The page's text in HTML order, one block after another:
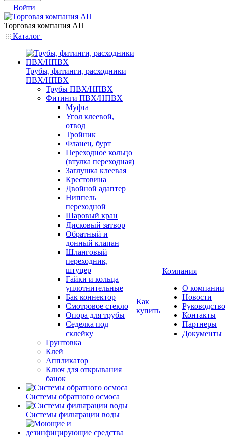
Войти
Торговая компания АП
Каталог
Трубы, фитинги, расходники
ПВХ/НПВХ
Трубы ПВХ/НПВХ
Фитинги ПВХ/НПВХ
Муфта
Угол клеевой,
отвод
Тройник
Фланец, бурт
Переходное кольцо
(втулка переходная)
Заглушка клеевая
Крестовина
Двойной адаптер
Ниппель
переходной
Шаровый кран
Дисковый затвор
Обратный и
донный клапан
Шланговый
переходник,
штуцер
Гайки и кольца
уплотнительные
Бак коннектор
Смотровое стекло
Опора для трубы
Седелка под
склейку
Грунтовка
Клей
Аппликатор
Ключ для открывания
банок
Системы обратного осмоса
Системы фильтрации воды
Как
купить
Компания
О компании
Новости
Руководство
Контакты
Партнеры
Документы